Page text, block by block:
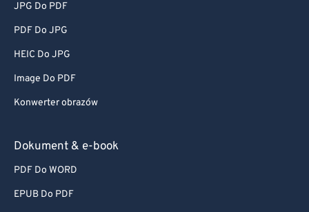
JPG Do PDF
PDF Do JPG
HEIC Do JPG
Image Do PDF
Konwerter obrazów
Dokument & e-book
PDF Do WORD
EPUB Do PDF